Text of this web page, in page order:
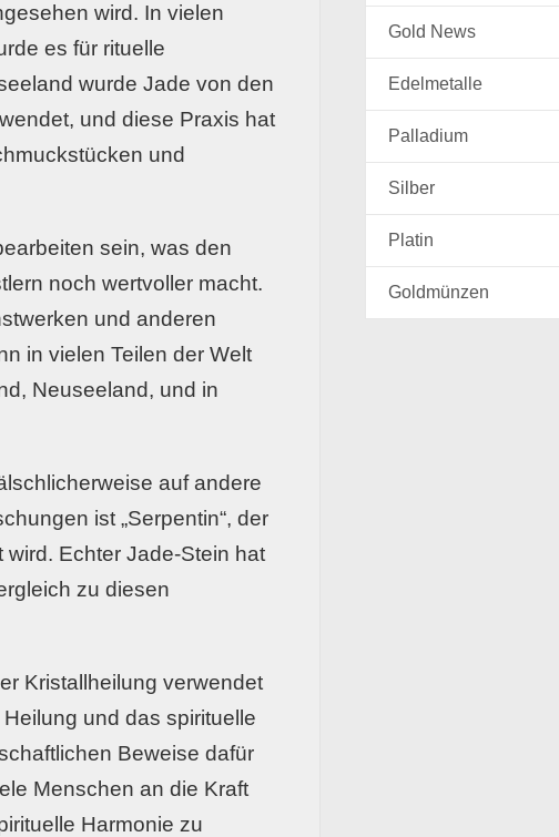
wird. In vielen
es für rituelle
wurde Jade von den
und diese Praxis hat
und
sein, was den
noch wertvoller macht.
und anderen
in vielen Teilen der Welt
Neuseeland, und in
auf andere
ist „Serpentin“, der
wird. Echter Jade-Stein hat
zu diesen
Kristallheilung verwendet
und das spirituelle
Beweise dafür
Menschen an die Kraft
Harmonie zu
Gold News
Edelmetalle
Palladium
Silber
Platin
Goldmünzen